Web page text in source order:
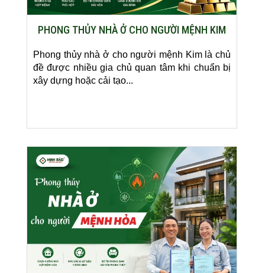
PHONG THỦY NHÀ Ở CHO NGƯỜI MỆNH KIM
Phong thủy nhà ở cho người mệnh Kim là chủ
đề được nhiều gia chủ quan tâm khi chuẩn bị
xây dựng hoặc cải tạo...